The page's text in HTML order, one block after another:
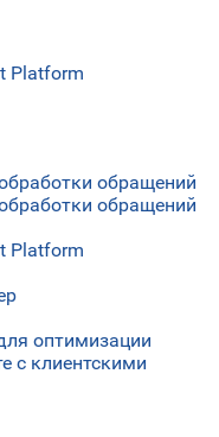
Platform
обращений
обращений
Platform
оптимизации
с клиентскими